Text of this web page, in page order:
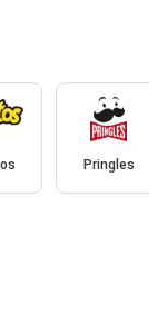
Pringles